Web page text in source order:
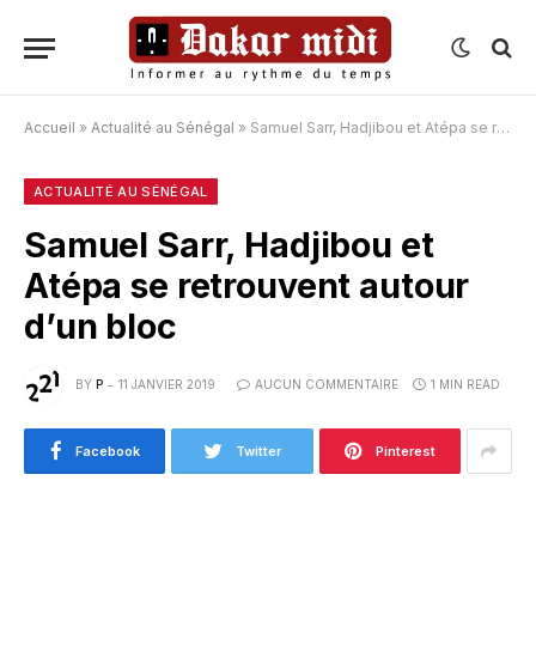
Accueil » Actualité au Sénégal » Samuel Sarr, Hadjibou et Atépa se retrouvent autour d’un bloc
ACTUALITÉ AU SÉNÉGAL
Samuel Sarr, Hadjibou et
Atépa se retrouvent autour
d’un bloc
BY P 11 JANVIER 2019 AUCUN COMMENTAIRE 1 MIN READ
Facebook Twitter Pinterest